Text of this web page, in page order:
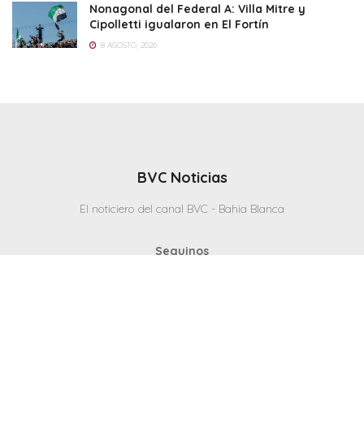
Nonagonal del Federal A: Villa Mitre y
Cipolletti igualaron en El Fortín
8 AGOSTO, 2026
BVC Noticias
El noticiero del canal BVC - Bahia Blanca
Seguinos